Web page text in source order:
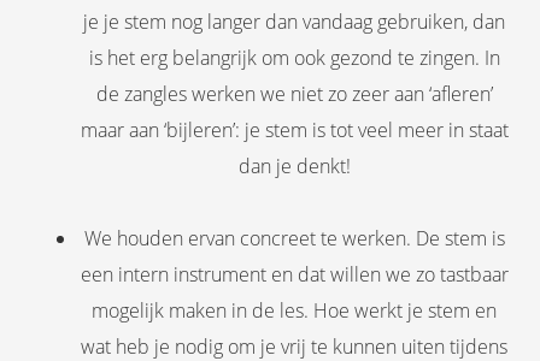
je je stem nog langer dan vandaag gebruiken, dan
is het erg belangrijk om ook gezond te zingen. In
de zangles werken we niet zo zeer aan ‘afleren’
maar aan ‘bijleren’: je stem is tot veel meer in staat
dan je denkt!
We houden ervan concreet te werken. De stem is
een intern instrument en dat willen we zo tastbaar
mogelijk maken in de les. Hoe werkt je stem en
wat heb je nodig om je vrij te kunnen uiten tijdens